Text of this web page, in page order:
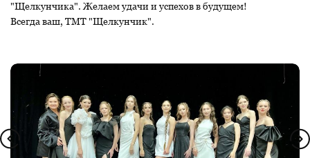
"Щелкунчика". Желаем удачи и успехов в будущем!
Всегда ваш, ТМТ "Щелкунчик".